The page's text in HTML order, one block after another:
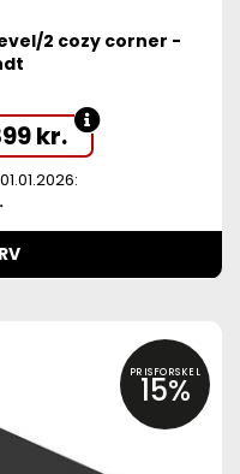
2 cozy corner -
kr.
PRISFORSKEL
15%